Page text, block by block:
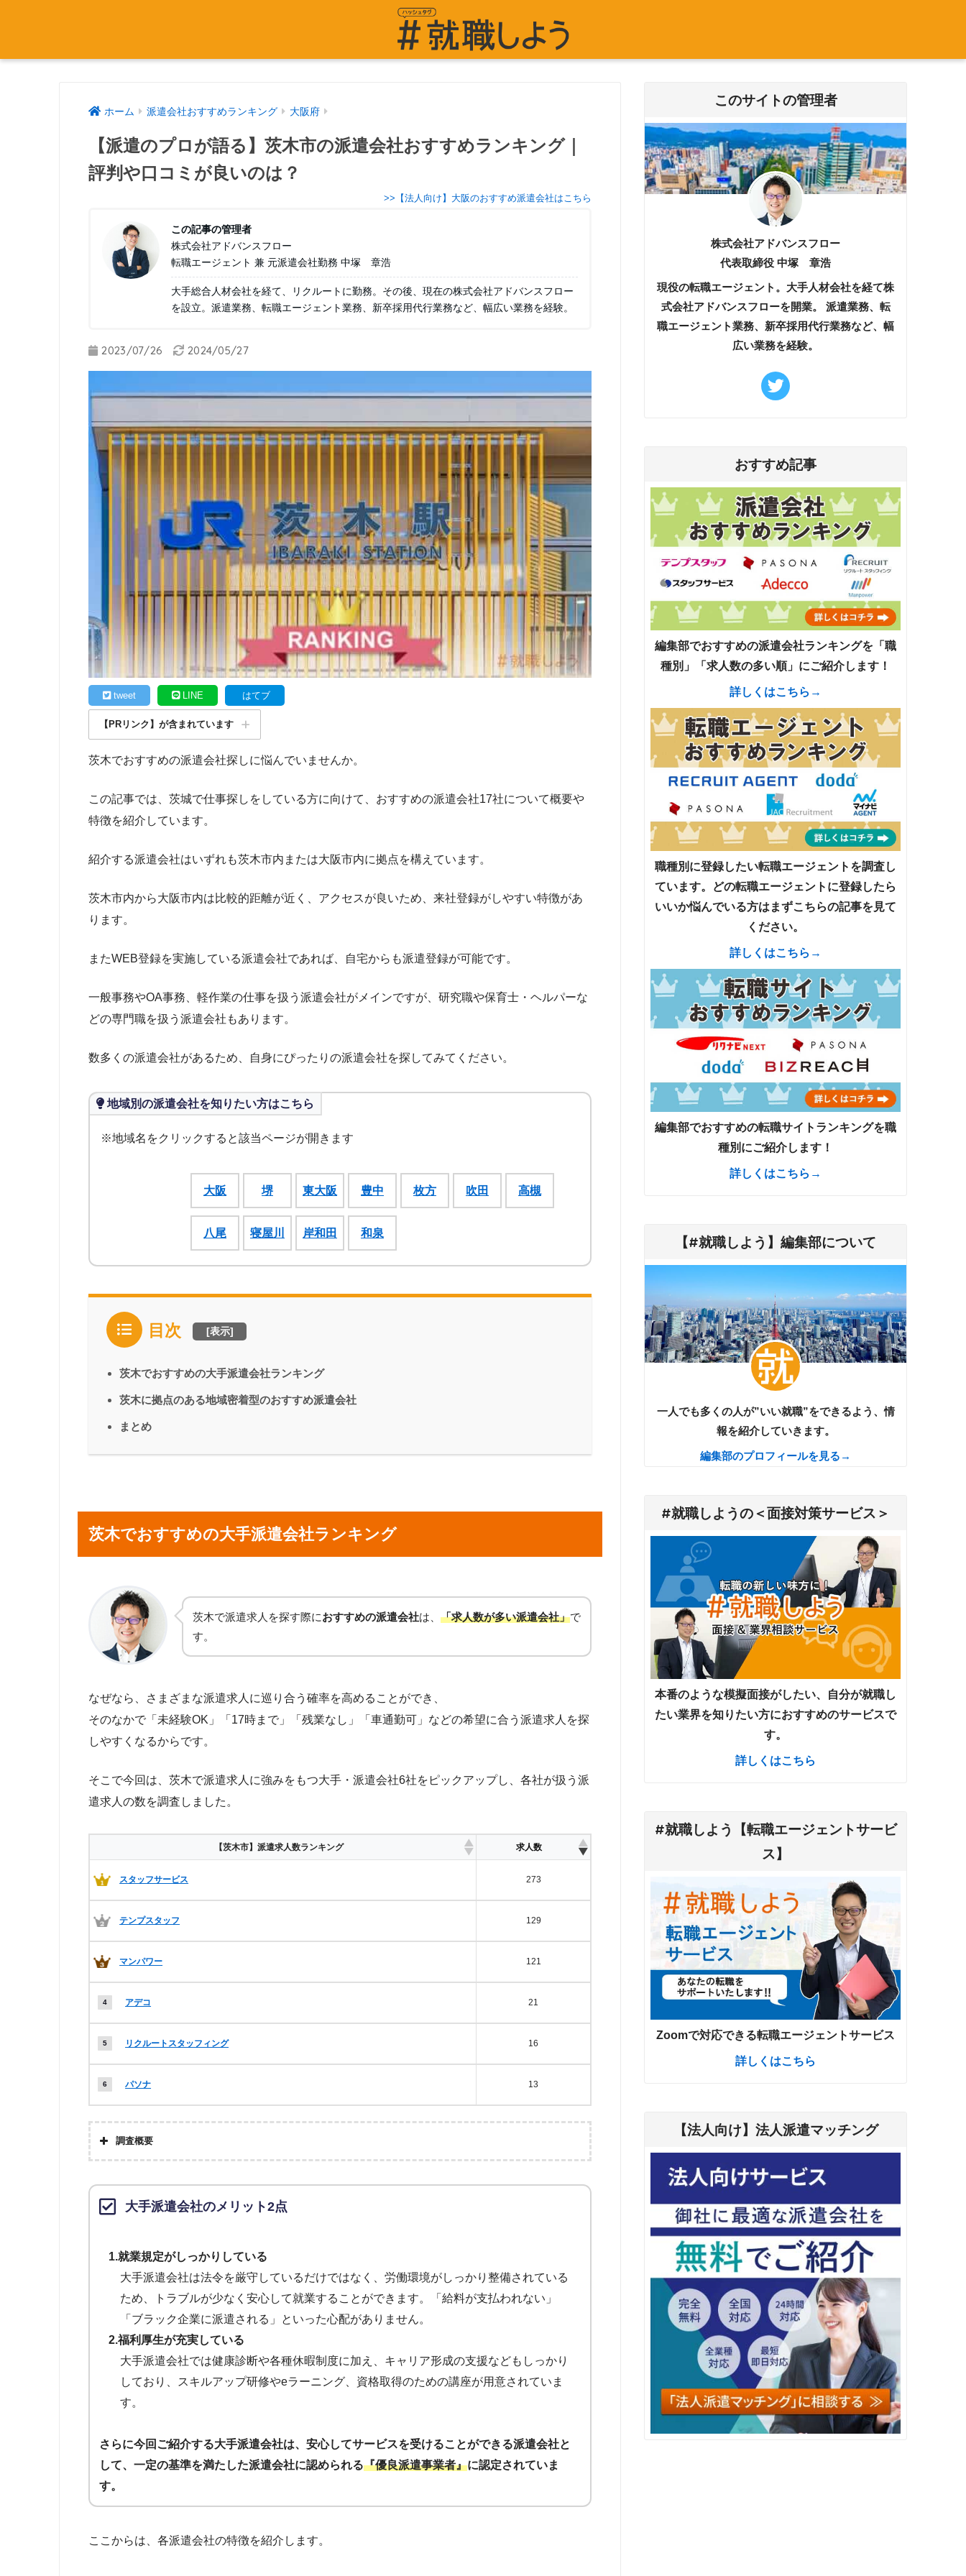
ホーム 派遣会社おすすめランキング 大阪府
【派遣のプロが語る】茨木市の派遣会社おすすめランキング｜
評判や口コミが良いのは？
>>【法人向け】大阪のおすすめ派遣会社はこちら
この記事の管理者
株式会社アドバンスフロー
転職エージェント 兼 元派遣会社勤務 中塚 章浩
大手総合人材会社を経て、リクルートに勤務。その後、現在の株式会社アドバンスフロー
を設立。派遣業務、転職エージェント業務、新卒採用代行業務など、幅広い業務を経験。
2023/07/26 2024/05/27
tweet LINE はてブ
【PRリンク】が含まれています
茨木でおすすめの派遣会社探しに悩んでいませんか。
この記事では、茨城で仕事探しをしている方に向けて、おすすめの派遣会社17社について概要や
特徴を紹介しています。
紹介する派遣会社はいずれも茨木市内または大阪市内に拠点を構えています。
茨木市内から大阪市内は比較的距離が近く、アクセスが良いため、来社登録がしやすい特徴があ
ります。
またWEB登録を実施している派遣会社であれば、自宅からも派遣登録が可能です。
一般事務やOA事務、軽作業の仕事を扱う派遣会社がメインですが、研究職や保育士・ヘルパーな
どの専門職を扱う派遣会社もあります。
数多くの派遣会社があるため、自身にぴったりの派遣会社を探してみてください。
地域別の派遣会社を知りたい方はこちら
※地域名をクリックすると該当ページが開きます
大阪 堺 東大阪 豊中 枚方 吹田 高槻
八尾 寝屋川 岸和田 和泉
目次 [表示]
茨木でおすすめの大手派遣会社ランキング
茨木に拠点のある地域密着型のおすすめ派遣会社
まとめ
茨木でおすすめの大手派遣会社ランキング
茨木で派遣求人を探す際におすすめの派遣会社は、 「求人数が多い派遣会社」で
す。
なぜなら、さまざまな派遣求人に巡り合う確率を高めることができ、
そのなかで「未経験OK」「17時まで」「残業なし」「車通勤可」などの希望に合う派遣求人を探
しやすくなるからです。
そこで今回は、茨木で派遣求人に強みをもつ大手・派遣会社6社をピックアップし、各社が扱う派
遣求人の数を調査しました。
【茨木市】派遣求人数ランキング 求人数
スタッフサービス 273
テンプスタッフ 129
マンパワー 121
アデコ 21
リクルートスタッフィング 16
パソナ 13
調査概要
大手派遣会社のメリット2点
1.就業規定がしっかりしている
大手派遣会社は法令を厳守しているだけではなく、労働環境がしっかり整備されている
ため、トラブルが少なく安心して就業することができます。「給料が支払われない」
「ブラック企業に派遣される」といった心配がありません。
2.福利厚生が充実している
大手派遣会社では健康診断や各種休暇制度に加え、キャリア形成の支援などもしっかり
しており、スキルアップ研修やeラーニング、資格取得のための講座が用意されていま
す。
さらに今回ご紹介する大手派遣会社は、安心してサービスを受けることができる派遣会社と
して、一定の基準を満たした派遣会社に認められる『優良派遣事業者』に認定されていま
す。
ここからは、各派遣会社の特徴を紹介します。
このサイトの管理者
株式会社アドバンスフロー
代表取締役 中塚 章浩
現役の転職エージェント。大手人材会社を経て株
式会社アドバンスフローを開業。 派遣業務、転
職エージェント業務、新卒採用代行業務など、幅
広い業務を経験。
おすすめ記事
編集部でおすすめの派遣会社ランキングを「職
種別」「求人数の多い順」にご紹介します！
詳しくはこちら→
職種別に登録したい転職エージェントを調査し
ています。どの転職エージェントに登録したら
いいか悩んでいる方はまずこちらの記事を見て
ください。
詳しくはこちら→
編集部でおすすめの転職サイトランキングを職
種別にご紹介します！
詳しくはこちら→
【#就職しよう】編集部について
一人でも多くの人が”いい就職”をできるよう、情
報を紹介していきます。
編集部のプロフィールを見る→
#就職しようの＜面接対策サービス＞
本番のような模擬面接がしたい、自分が就職し
たい業界を知りたい方におすすめのサービスで
す。
詳しくはこちら
#就職しよう【転職エージェントサービ
ス】
Zoomで対応できる転職エージェントサービス
詳しくはこちら
【法人向け】法人派遣マッチング